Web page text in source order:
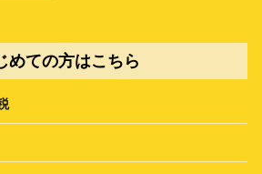
めての方はこちら